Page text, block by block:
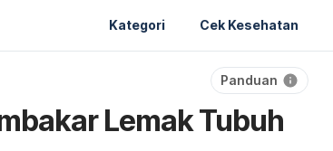
Kategori Cek Kesehatan
Panduan
Lemak Tubuh